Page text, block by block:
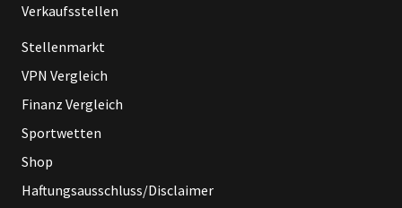
Verkaufsstellen
Stellenmarkt
VPN Vergleich
Finanz Vergleich
Sportwetten
Shop
Haftungsausschluss/Disclaimer